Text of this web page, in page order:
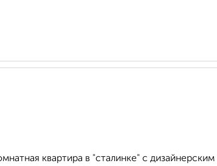
квартира в "сталинке" с